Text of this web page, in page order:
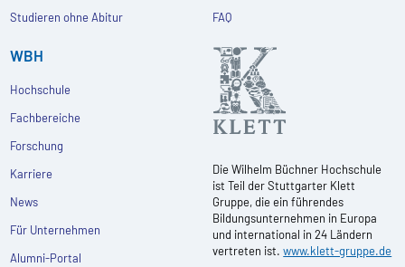
Studieren ohne Abitur
FAQ
WBH
Hochschule
Fachbereiche
Forschung
Karriere
News
Für Unternehmen
Alumni-Portal
Die Wilhelm Büchner Hochschule
ist Teil der Stuttgarter Klett
Gruppe, die ein führendes
Bildungsunternehmen in Europa
und international in 24 Ländern
vertreten ist.www.klett-gruppe.de